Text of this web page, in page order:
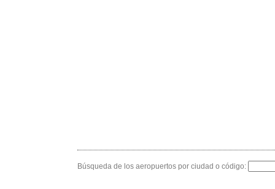
Búsqueda de los aeropuertos por ciudad o código: